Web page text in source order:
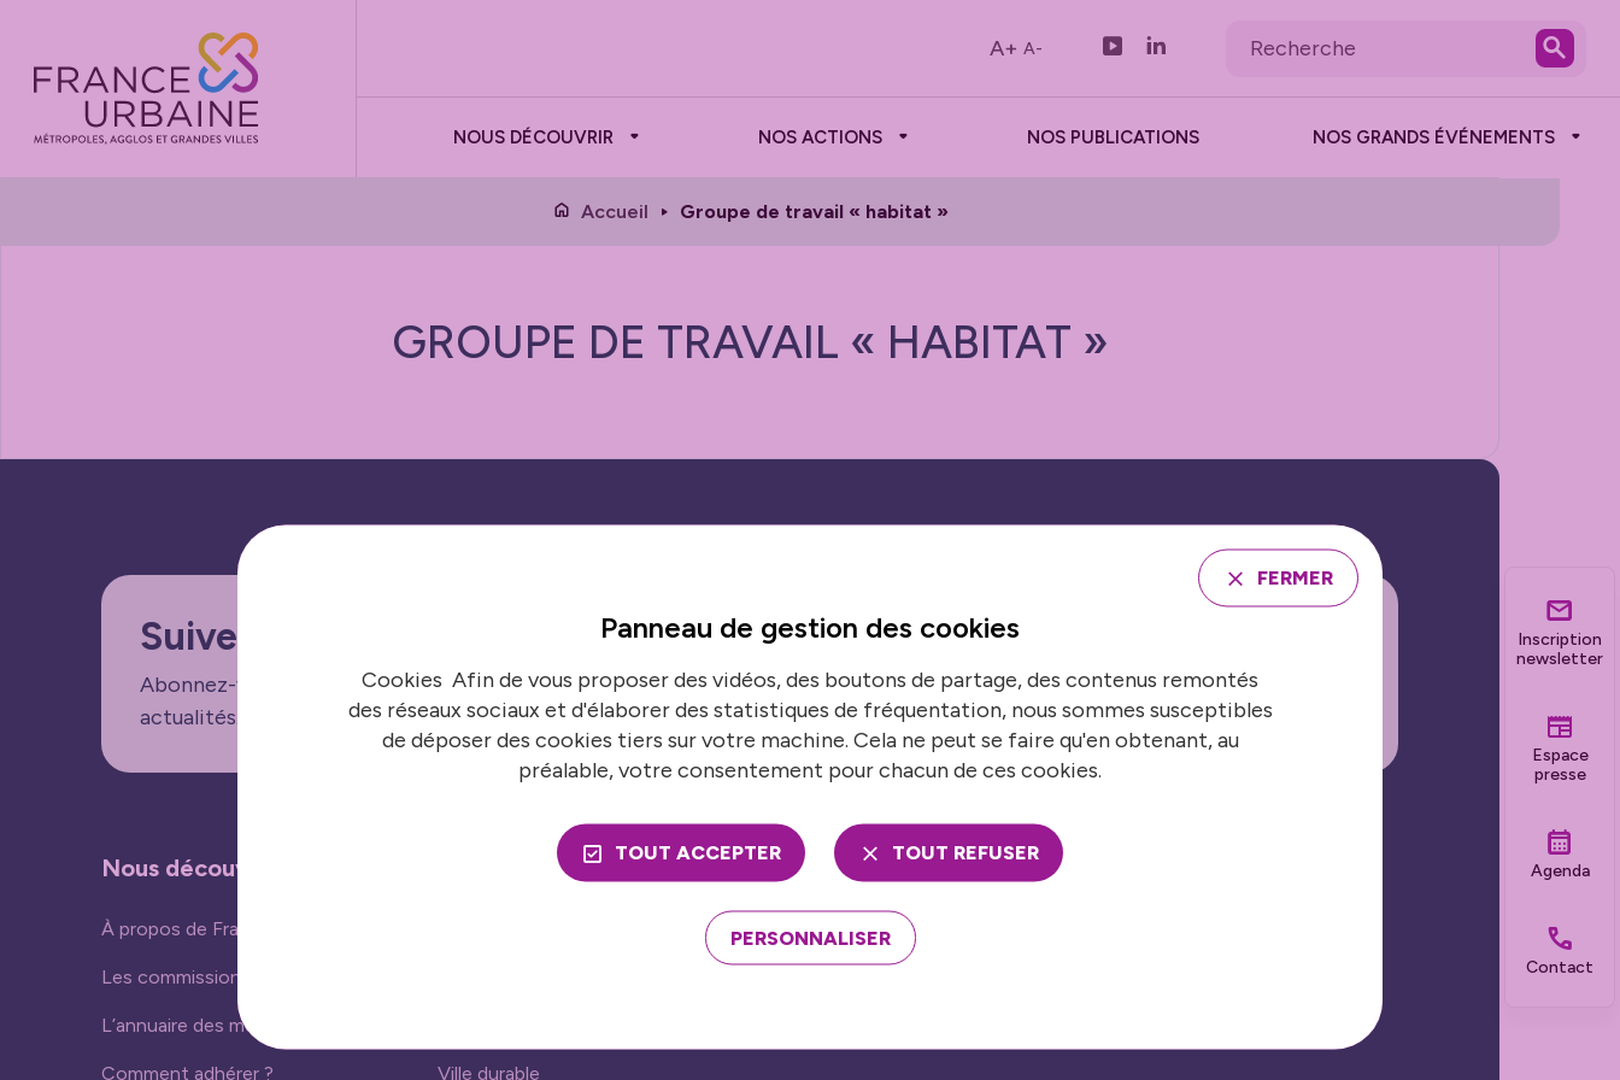
A+ A-
NOUS DÉCOUVRIR NOS ACTIONS NOS PUBLICATIONS NOS GRANDS ÉVÉNEMENTS
Inscription
newsletter
Espace
presse
Agenda
Contact
Accueil Groupe de travail « habitat »
GROUPE DE TRAVAIL « HABITAT »
Suivez nos informations en temps réel
Abonnez-vous aux lettres d'informations de France urbaine pour suivre toutes nos
actualités.
NEWSLETTER
Nous découvrir
À propos de France urbaine
Les commissions
L’annuaire des membres
Comment adhérer ?
Nos actions
Ville durable
Nos publications
Presse
FERMER
Panneau de gestion des cookies
Cookies Afin de vous proposer des vidéos, des boutons de partage, des contenus remontés
des réseaux sociaux et d'élaborer des statistiques de fréquentation, nous sommes susceptibles
de déposer des cookies tiers sur votre machine. Cela ne peut se faire qu'en obtenant, au
préalable, votre consentement pour chacun de ces cookies.
TOUT ACCEPTER TOUT REFUSER
PERSONNALISER